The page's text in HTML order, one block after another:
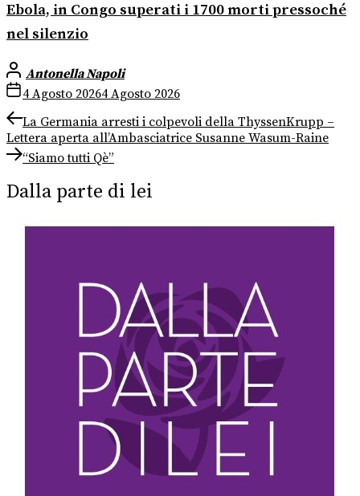
Ebola, in Congo superati i 1700 morti pressoché
nel silenzio
Antonella Napoli
4 Agosto 20264 Agosto 2026
Navigazione
articoli
Previous
post:
La Germania arresti i colpevoli della ThyssenKrupp –
Lettera aperta all’Ambasciatrice Susanne Wasum-Raine
Next
post:
“Siamo tutti Qè”
Dalla parte di lei